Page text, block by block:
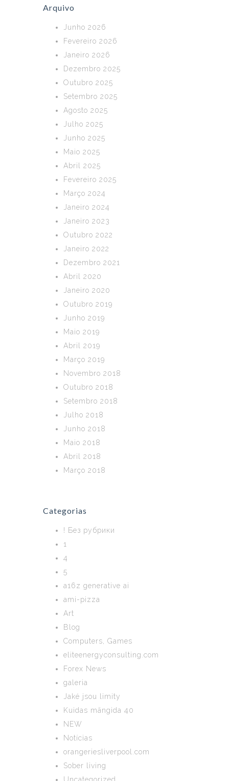
Arquivo
Junho 2026
Fevereiro 2026
Janeiro 2026
Dezembro 2025
Outubro 2025
Setembro 2025
Agosto 2025
Julho 2025
Junho 2025
Maio 2025
Abril 2025
Fevereiro 2025
Março 2024
Janeiro 2024
Janeiro 2023
Outubro 2022
Janeiro 2022
Dezembro 2021
Abril 2020
Janeiro 2020
Outubro 2019
Junho 2019
Maio 2019
Abril 2019
Março 2019
Novembro 2018
Outubro 2018
Setembro 2018
Julho 2018
Junho 2018
Maio 2018
Abril 2018
Março 2018
Categorias
! Без рубрики
1
4
5
a16z generative ai
ami-pizza
Art
Blog
Computers, Games
eliteenergyconsulting.com
Forex News
galeria
Jaké jsou limity
Kuidas mängida 40
NEW
Notícias
orangeriesliverpool.com
Sober living